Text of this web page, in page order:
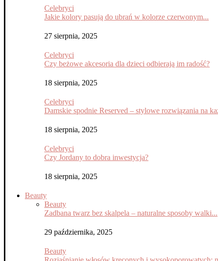
Celebryci
Jakie kolory pasują do ubrań w kolorze czerwonym...
27 sierpnia, 2025
Celebryci
Czy beżowe akcesoria dla dzieci odbierają im radość?
18 sierpnia, 2025
Celebryci
Damskie spodnie Reserved – stylowe rozwiązania na
18 sierpnia, 2025
Celebryci
Czy Jordany to dobra inwestycja?
18 sierpnia, 2025
Beauty
Beauty
Zadbana twarz bez skalpela – naturalne sposoby walki...
29 października, 2025
Beauty